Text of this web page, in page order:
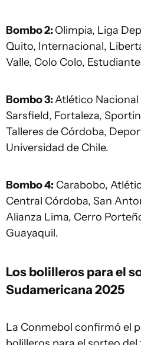
Bombo 2: Olimpia, Liga
Quito, Internacional,
Valle, Colo Colo,
Bombo 3:Atlético Nacional
Sarsfield, Fortaleza,
Talleres de Córdoba,
Universidad de Chile.
Bombo 4: Carabobo,
Central Córdoba, San
Alianza Lima, Cerro
Guayaquil.
Los bolilleros para el
Sudamericana 2025
La Conmebol confirmó el